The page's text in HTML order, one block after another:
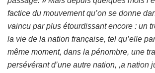
factice du mouvement qu’on se donne
vaincu par plus étourdissant encore : un
la vie de la nation française, tel qu’elle
même moment, dans la pénombre, une
persévérant d’une autre nation, ,a nation